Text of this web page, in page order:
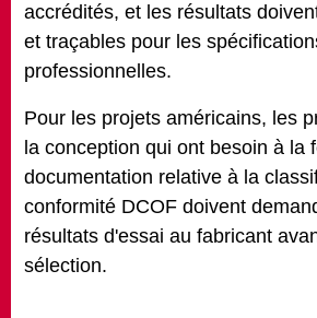
accrédités, et les résultats
et traçables pour les
professionnelles.
Pour les projets américains, les
la conception qui ont besoin à la
documentation relative à la
conformité DCOF doivent
résultats d'essai au fabricant
sélection.